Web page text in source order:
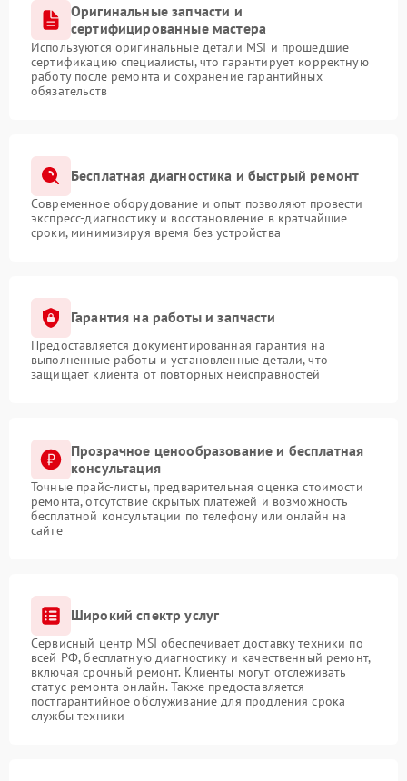
Оригинальные запчасти и
сертифицированные мастера
Используются оригинальные детали MSI и прошедшие
сертификацию специалисты, что гарантирует корректную
работу после ремонта и сохранение гарантийных
обязательств
Бесплатная диагностика и быстрый ремонт
Современное оборудование и опыт позволяют провести
экспресс-диагностику и восстановление в кратчайшие
сроки, минимизируя время без устройства
Гарантия на работы и запчасти
Предоставляется документированная гарантия на
выполненные работы и установленные детали, что
защищает клиента от повторных неисправностей
Прозрачное ценообразование и бесплатная
консультация
Точные прайс-листы, предварительная оценка стоимости
ремонта, отсутствие скрытых платежей и возможность
бесплатной консультации по телефону или онлайн на
сайте
Широкий спектр услуг
Сервисный центр MSI обеспечивает доставку техники по
всей РФ, бесплатную диагностику и качественный ремонт,
включая срочный ремонт. Клиенты могут отслеживать
статус ремонта онлайн. Также предоставляется
постгарантийное обслуживание для продления срока
службы техники